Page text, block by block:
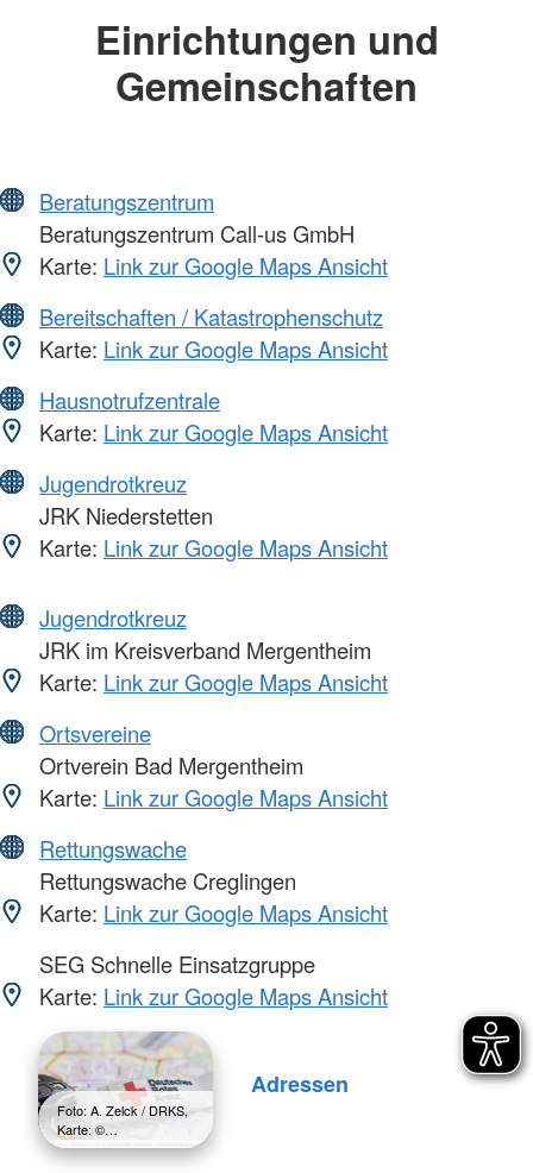
Einrichtungen und
Gemeinschaften
Beratungszentrum
Beratungszentrum Call-us GmbH
Karte: Link zur Google Maps Ansicht
Bereitschaften / Katastrophenschutz
Karte: Link zur Google Maps Ansicht
Hausnotrufzentrale
Karte: Link zur Google Maps Ansicht
Jugendrotkreuz
JRK Niederstetten
Karte: Link zur Google Maps Ansicht
Jugendrotkreuz
JRK im Kreisverband Mergentheim
Karte: Link zur Google Maps Ansicht
Ortsvereine
Ortverein Bad Mergentheim
Karte: Link zur Google Maps Ansicht
Rettungswache
Rettungswache Creglingen
Karte: Link zur Google Maps Ansicht
SEG Schnelle Einsatzgruppe
Karte: Link zur Google Maps Ansicht
Foto: A. Zelck / DRKS,
Karte: ©…
Adressen